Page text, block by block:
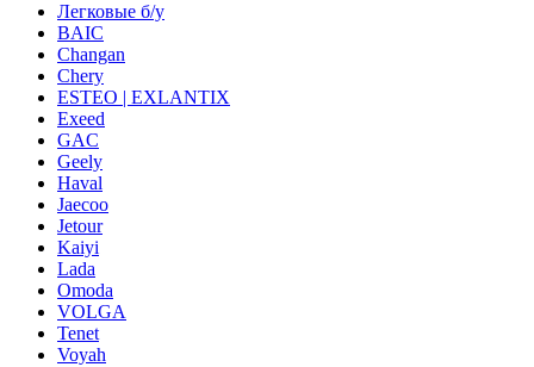
Легковые б/у
BAIC
Changan
Chery
ESTEO | EXLANTIX
Exeed
GAC
Geely
Haval
Jaecoo
Jetour
Kaiyi
Lada
Omoda
VOLGA
Tenet
Voyah